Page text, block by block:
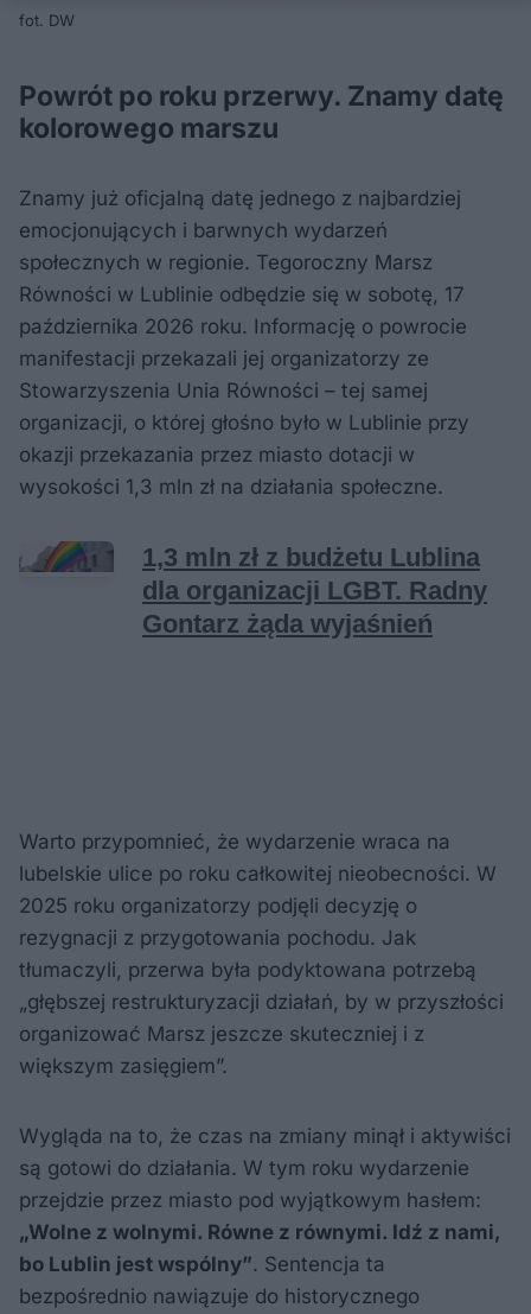
fot. DW
Powrót po roku przerwy. Znamy datę
kolorowego marszu
Znamy już oficjalną datę jednego z najbardziej
emocjonujących i barwnych wydarzeń
społecznych w regionie. Tegoroczny Marsz
Równości w Lublinie odbędzie się w sobotę, 17
października 2026 roku. Informację o powrocie
manifestacji przekazali jej organizatorzy ze
Stowarzyszenia Unia Równości – tej samej
organizacji, o której głośno było w Lublinie przy
okazji przekazania przez miasto dotacji w
wysokości 1,3 mln zł na działania społeczne.
Warto przypomnieć, że wydarzenie wraca na
lubelskie ulice po roku całkowitej nieobecności. W
2025 roku organizatorzy podjęli decyzję o
rezygnacji z przygotowania pochodu. Jak
tłumaczyli, przerwa była podyktowana potrzebą
„głębszej restrukturyzacji działań, by w przyszłości
organizować Marsz jeszcze skuteczniej i z
większym zasięgiem”.
Wygląda na to, że czas na zmiany minął i aktywiści
są gotowi do działania. W tym roku wydarzenie
przejdzie przez miasto pod wyjątkowym hasłem:
„Wolne z wolnymi. Równe z równymi. Idź z nami,
bo Lublin jest wspólny”. Sentencja ta
bezpośrednio nawiązuje do historycznego